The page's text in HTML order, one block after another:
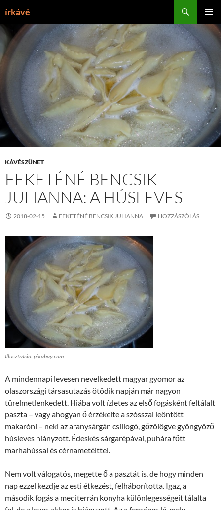
írkávé
MENÜ
KÁVÉSZÜNET
FEKETÉNÉ BENCSIK
JULIANNA: A HÚSLEVES
2018-02-15 FEKETÉNÉ BENCSIK JULIANNA HOZZÁSZÓLÁS
Illusztráció: pixabay.com
A mindennapi levesen nevelkedett magyar gyomor az
olaszországi társasutazás ötödik napján már nagyon
türelmetlenkedett. Hiába volt ízletes az első fogásként feltálalt
paszta – vagy ahogyan ő érzékelte a szósszal leöntött
makaróni – neki az aranysárgán csillogó, gőzölögve gyöngyöző
húsleves hiányzott. Édeskés sárgarépával, puhára főtt
marhahússal és cérnametélttel.
Nem volt válogatós, megette ő a pasztát is, de hogy minden
nap ezzel kezdje az esti étkezést, felháborította. Igaz, a
második fogás a mediterrán konyha különlegességeit tálalta